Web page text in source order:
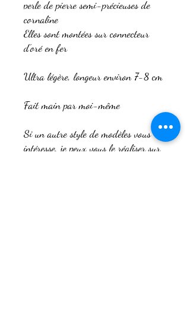
perle de pierre semi-précieuses de
cornaline
Elles sont montées sur connecteur
d'oré en fer
Ultra légère, longeur environ 7-8 cm
Fait main par moi-même
Si un autre style de modèles vous
intéresse, je peux vous le réaliser sur